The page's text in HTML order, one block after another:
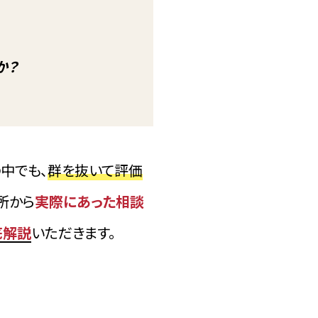
？
でも、群を抜いて評価
から実際にあった相談
解説いただきます。